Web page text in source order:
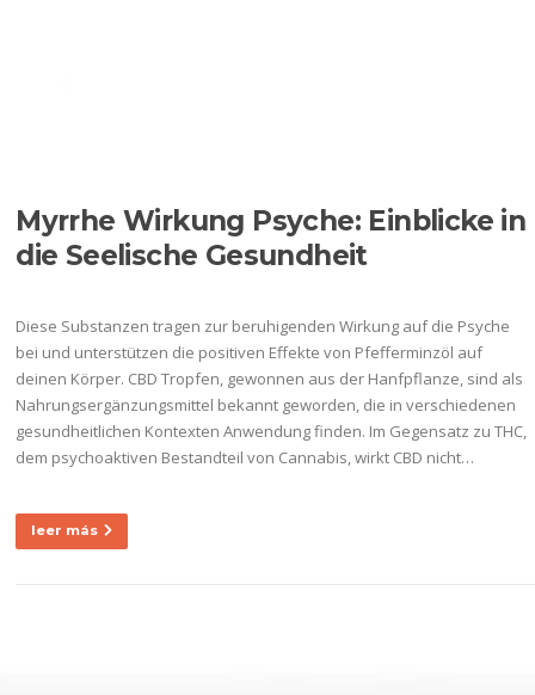
Myrrhe Wirkung Psyche: Einblicke in
die Seelische Gesundheit
Diese Substanzen tragen zur beruhigenden Wirkung auf die Psyche
bei und unterstützen die positiven Effekte von Pfefferminzöl auf
deinen Körper. CBD Tropfen, gewonnen aus der Hanfpflanze, sind als
Nahrungsergänzungsmittel bekannt geworden, die in verschiedenen
gesundheitlichen Kontexten Anwendung finden. Im Gegensatz zu THC,
dem psychoaktiven Bestandteil von Cannabis, wirkt CBD nicht…
leer más